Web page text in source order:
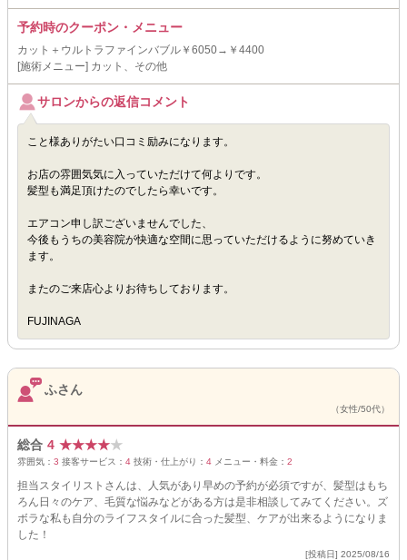
予約時のクーポン・メニュー
カット＋ウルトラファインバブル￥6050→￥4400
[施術メニュー] カット、その他
サロンからの返信コメント
こと様ありがたい口コミ励みになります。
お店の雰囲気気に入っていただけて何よりです。
髪型も満足頂けたのでしたら幸いです。
エアコン申し訳ございませんでした、
今後もうちの美容院が快適な空間に思っていただけるように努めていき
ます。
またのご来店心よりお待ちしております。
FUJINAGA
ふさん
（女性/50代）
総合 4 ★★★★★
雰囲気： 3 接客サービス： 4 技術・仕上がり： 4 メニュー・料金： 2
担当スタイリストさんは、人気があり早めの予約が必須ですが、髪型はもち
ろん日々のケア、毛質な悩みなどがある方は是非相談してみてください。ズ
ボラな私も自分のライフスタイルに合った髪型、ケアが出来るようになりま
した！
[投稿日] 2025/08/16